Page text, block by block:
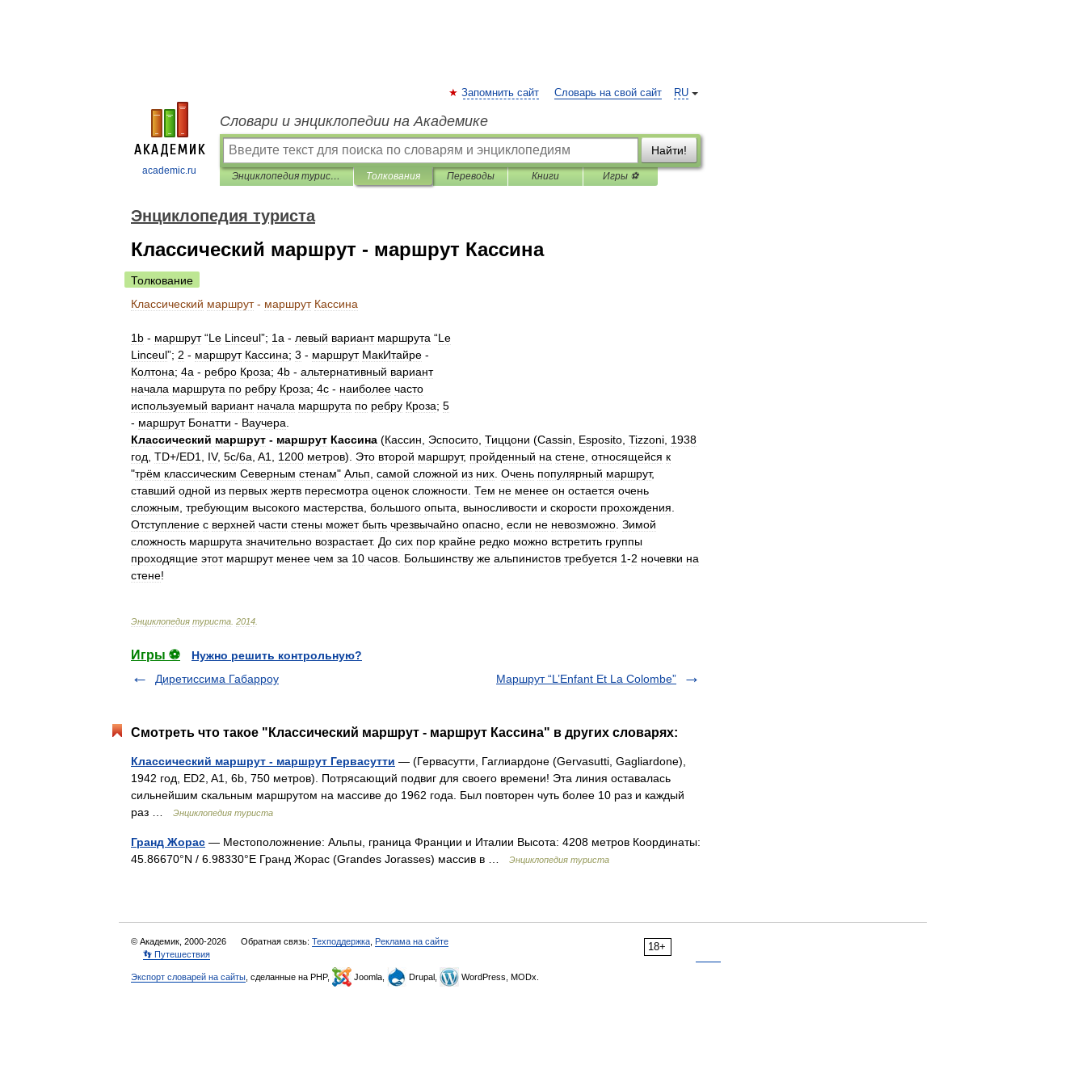
academic.ru
RU
Запомнить сайт Словарь на свой сайт
Словари и энциклопедии на Академике
Найти!
Энциклопедия туриста Толкования Переводы Книги Игры ⚽
Энциклопедия туриста
Классический маршрут - маршрут Кассина
Толкование
Классический маршрут- маршрут Кассина
1b - маршрут“Le Linceul”; 1а - левый вариант маршрута “Le
Linceul”; 2 - маршрут Кассина; 3 - маршрут МакИтайре -
Колтона; 4а - ребро Кроза; 4b - альтернативный вариант
начала маршрута по ребру Кроза; 4с - наиболее часто
используемый вариант начала маршрута по ребру Кроза; 5
- маршрут Бонатти - Ваучера
Классический маршрут - маршрут Кассина (Кассин Эспосито Тиццони (Cassin Esposito Tizzoni 1938
год TD+/ED1 IV, 5c/6a A1 1200 метров). Это второй маршрут, пройденный на стене относящейся к
"трём классическим Северным стенам" Альп самой сложной из них Очень популярный маршрут,
ставший одной из первых жертв пересмотра оценок сложности Тем не менее он остается очень
сложным требующим высокого мастерства большого опыта выносливости и скорости прохождения
Отступление с верхней части стены может быть чрезвычайно опасно если не невозможно Зимой
сложность маршрута значительно возрастает. До сих пор крайне редко можно встретить группы
проходящие этот маршрут менее чем за 10 часов Большинству же альпинистов требуется 1-2 ночевки на
стене!
Энциклопедия туриста 2014
Игры ⚽
Нужно решить контрольную?
Диретиссима Габарроу
Маршрут “L’Enfant Et La Colombe”
Смотреть что такое "Классический маршрут - маршрут Кассина" в других словарях:
Классический маршрут - маршрут Гервасутти — (Гервасутти, Гаглиардоне (Gervasutti, Gagliardone),
1942 год, ED2, A1, 6b, 750 метров). Потрясающий подвиг для своего времени! Эта линия оставалась
сильнейшим скальным маршрутом на массиве до 1962 года. Был повторен чуть более 10 раз и каждый
раз …
Энциклопедия туриста
Гранд Жорас — Местоположнение: Альпы, граница Франции и Италии Высота: 4208 метров Координаты:
45.86670°N / 6.98330°E Гранд Жорас (Grandes Jorasses) массив в …
Энциклопедия туриста
18+
© Академик, 2000-2026 Обратная связь: Техподдержка Реклама на сайте
👣 Путешествия
Экспорт словарей на сайты , сделанные на PHP, Joomla, Drupal, WordPress, MODx.